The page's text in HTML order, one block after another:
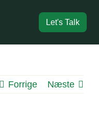
Let's Talk
Forrige Næste